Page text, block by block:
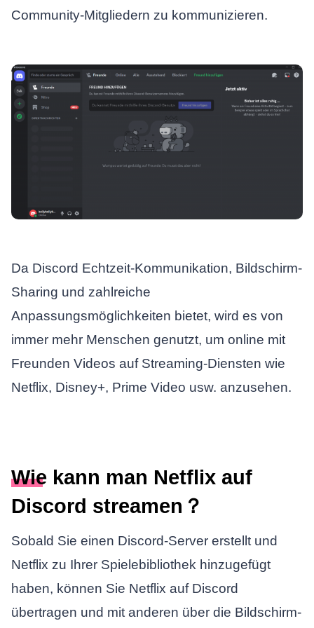
Community-Mitgliedern zu kommunizieren.
Da Discord Echtzeit-Kommunikation, Bildschirm-
Sharing und zahlreiche
Anpassungsmöglichkeiten bietet, wird es von
immer mehr Menschen genutzt, um online mit
Freunden Videos auf Streaming-Diensten wie
Netflix, Disney+, Prime Video usw. anzusehen.
Wie kann man Netflix auf
Discord streamen？
Sobald Sie einen Discord-Server erstellt und
Netflix zu Ihrer Spielebibliothek hinzugefügt
haben, können Sie Netflix auf Discord
übertragen und mit anderen über die Bildschirm-